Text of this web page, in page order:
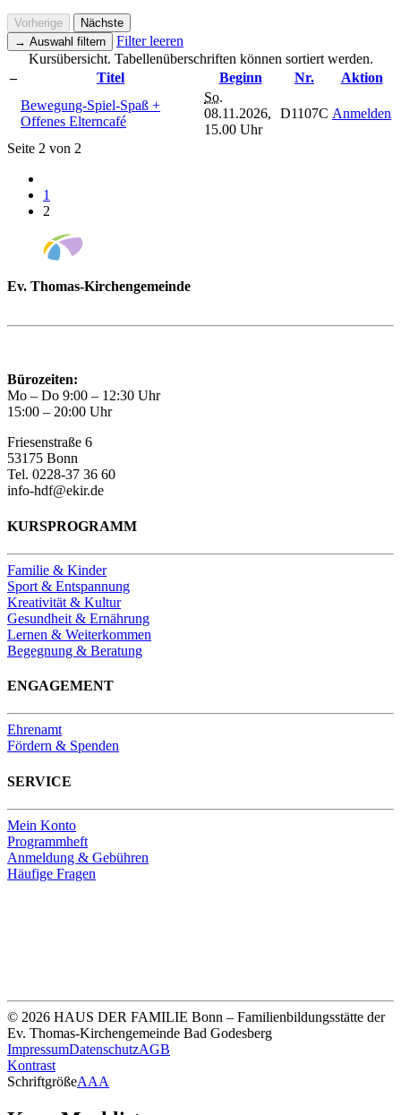
Vorherige
Nächste
→ Auswahl filtern
Filter leeren
Kursübersicht. Tabellenüberschriften können sortiert werden.
–
Titel Beginn Nr.
Aktion
Bewegung-Spiel-Spaß +
Offenes Elterncafé
So.
08.11.2026,
15.00 Uhr
D1107C Anmelden
Seite 2 von 2
1
2
Ev. Thomas-Kirchengemeinde
Bürozeiten:
Mo – Do 9:00 – 12:30 Uhr
15:00 – 20:00 Uhr
Friesenstraße 6
53175 Bonn
Tel. 0228-37 36 60
info-hdf@ekir.de
KURSPROGRAMM
Familie & Kinder
Sport & Entspannung
Kreativität & Kultur
Gesundheit & Ernährung
Lernen & Weiterkommen
Begegnung & Beratung
ENGAGEMENT
Ehrenamt
Fördern & Spenden
SERVICE
Mein Konto
Programmheft
Anmeldung & Gebühren
Häufige Fragen
© 2026 HAUS DER FAMILIE Bonn – Familienbildungsstätte der
Ev. Thomas-Kirchengemeinde Bad Godesberg
ImpressumDatenschutzAGB
Kontrast
SchriftgrößeAAA